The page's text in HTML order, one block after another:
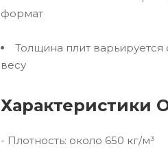
формат
Толщина плит
весу
Характеристики
- Плотность: около 650 кг/м³